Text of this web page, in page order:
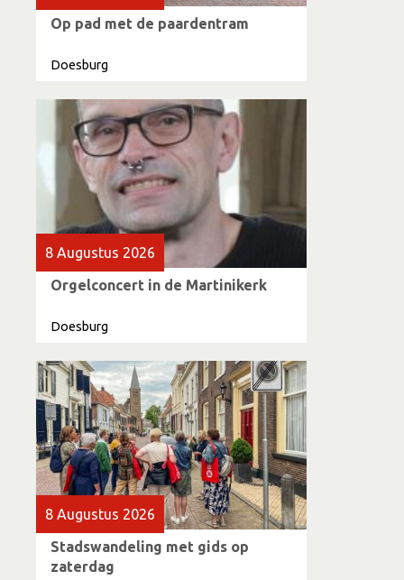
Op pad met de paardentram
Doesburg
8 Augustus 2026
Orgelconcert in de Martinikerk
Doesburg
8 Augustus 2026
Stadswandeling met gids op
zaterdag